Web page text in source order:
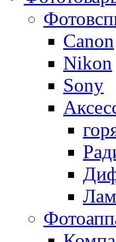
Canon
Nikon
Sony